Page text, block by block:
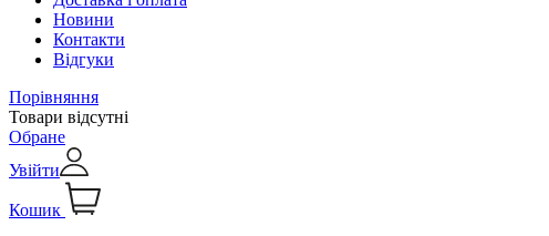
Новини
Контакти
Відгуки
Порівняння
Товари відсутні
Обране
Увійти
Кошик